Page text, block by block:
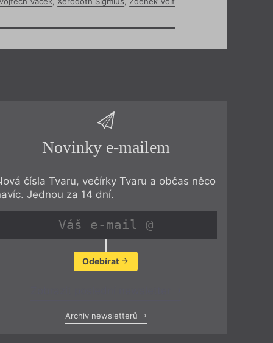
Novinky e-mailem
čísla Tvaru, večírky Tvaru a občas něco
Jednou za 14 dní.
Odebírat
Archiv newsletterů